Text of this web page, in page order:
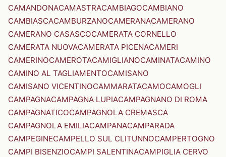
CAMANDONACAMASTRACAMBIAGOCAMBIANO
CAMBIASCACAMBURZANOCAMERANACAMERANO
CAMERANO CASASCOCAMERATA CORNELLO
CAMERATA NUOVACAMERATA PICENACAMERI
CAMERINOCAMEROTACAMIGLIANOCAMINATACAMINO
CAMINO AL TAGLIAMENTOCAMISANO
CAMISANO VICENTINOCAMMARATACAMOCAMOGLI
CAMPAGNACAMPAGNA LUPIACAMPAGNANO DI ROMA
CAMPAGNATICOCAMPAGNOLA CREMASCA
CAMPAGNOLA EMILIACAMPANACAMPARADA
CAMPEGINECAMPELLO SUL CLITUNNOCAMPERTOGNO
CAMPI BISENZIOCAMPI SALENTINACAMPIGLIA CERVO